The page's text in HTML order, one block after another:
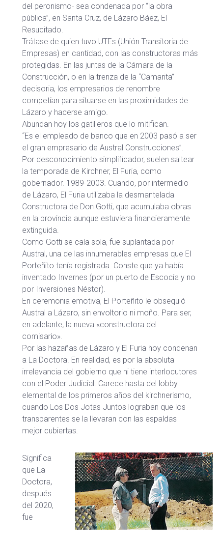
del peronismo- sea condenada por “la obra
pública”, en Santa Cruz, de Lázaro Báez, El
Resucitado.
Trátase de quien tuvo UTEs (Unión Transitoria de
Empresas) en cantidad, con las constructoras más
protegidas. En las juntas de la Cámara de la
Construcción, o en la trenza de la “Camarita”
decisoria, los empresarios de renombre
competían para situarse en las proximidades de
Lázaro y hacerse amigo.
Abundan hoy los gatilleros que lo mitifican.
“Es el empleado de banco que en 2003 pasó a ser
el gran empresario de Austral Construcciones”.
Por desconocimiento simplificador, suelen saltear
la temporada de Kirchner, El Furia, como
gobernador. 1989-2003. Cuando, por intermedio
de Lázaro, El Furia utilizaba la desmantelada
Constructora de Don Gotti, que acumulaba obras
en la provincia aunque estuviera financieramente
extinguida.
Como Gotti se caía sola, fue suplantada por
Austral, una de las innumerables empresas que El
Porteñito tenía registrada. Conste que ya había
inventado Invernes (por un puerto de Escocia y no
por Inversiones Néstor).
En ceremonia emotiva, El Porteñito le obsequió
Austral a Lázaro, sin envoltorio ni moño. Para ser,
en adelante, la nueva «constructora del
comisario».
Por las hazañas de Lázaro y El Furia hoy condenan
a La Doctora. En realidad, es por la absoluta
irrelevancia del gobierno que ni tiene interlocutores
con el Poder Judicial. Carece hasta del lobby
elemental de los primeros años del kirchnerismo,
cuando Los Dos Jotas Juntos lograban que los
transparentes se la llevaran con las espaldas
mejor cubiertas.
Significa
que La
Doctora,
después
del 2020,
fue